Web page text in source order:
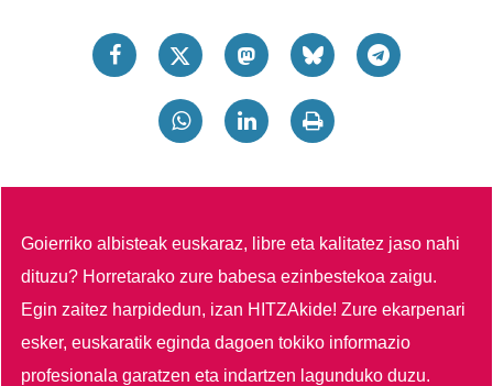
Goierriko albisteak euskaraz, libre eta kalitatez jaso nahi
dituzu? Horretarako zure babesa ezinbestekoa zaigu.
Egin zaitez harpidedun, izan HITZAkide!Zure ekarpenari
esker, euskaratik eginda dagoen tokiko informazio
profesionala garatzen eta indartzen lagunduko duzu.